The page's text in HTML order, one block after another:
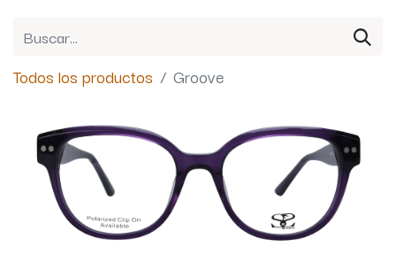
Todos los productos Groove